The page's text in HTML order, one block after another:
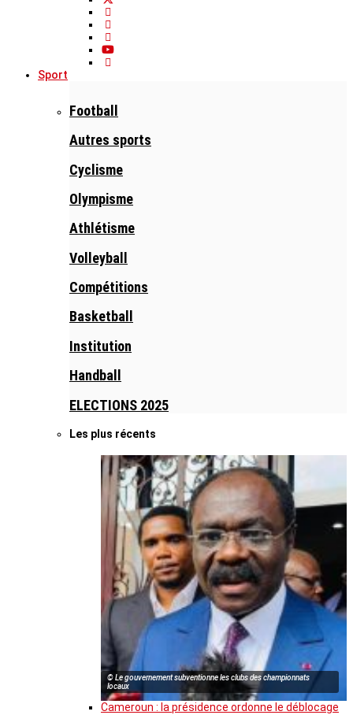
Sport
Football
Autres sports
Cyclisme
Olympisme
Athlétisme
Volleyball
Compétitions
Basketball
Institution
Handball
ELECTIONS 2025
Les plus récents
© Le gouvernement subventionne les clubs des championnats
locaux
Cameroun : la présidence ordonne le déblocage